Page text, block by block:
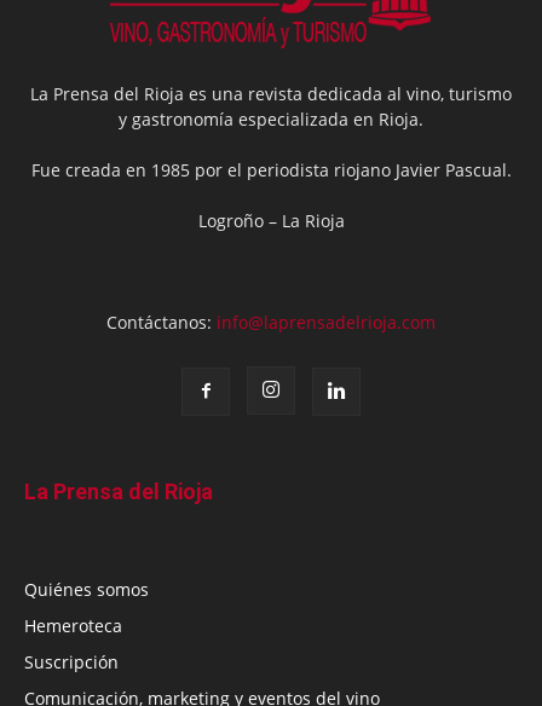
La Prensa del Rioja es una revista dedicada al vino, turismo
y gastronomía especializada en Rioja.
Fue creada en 1985 por el periodista riojano Javier Pascual.
Logroño – La Rioja
Contáctanos: info@laprensadelrioja.com
La Prensa del Rioja
Quiénes somos
Hemeroteca
Suscripción
Comunicación, marketing y eventos del vino